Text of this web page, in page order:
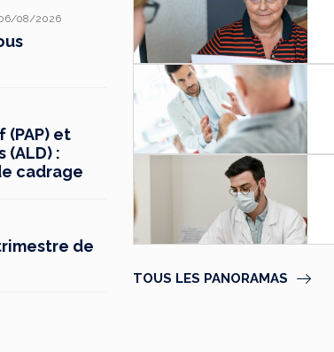
08/2026
(PAP) et
:
cadrage
de
TOUS LES PANORAMAS